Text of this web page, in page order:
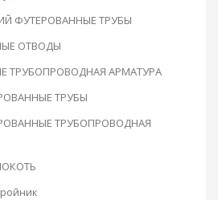
ФУТЕРОВАННЫЕ ТРУБЫ
ОТВОДЫ
ТРУБОПРОВОДНАЯ АРМАТУРА
ТРУБЫ
ТРУБОПРОВОДНАЯ